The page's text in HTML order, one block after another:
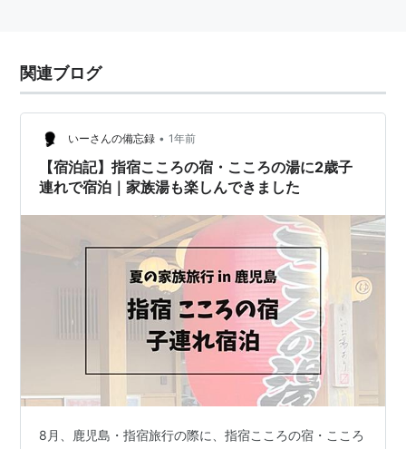
関連ブログ
いーさんの備忘録 • 1年前
【宿泊記】指宿こころの宿・こころの湯に2歳子
連れで宿泊｜家族湯も楽しんできました
8月、鹿児島・指宿旅行の際に、指宿こころの宿・こころ